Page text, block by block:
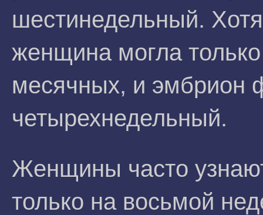
шестинедельный.
женщина могла
месячных, и эмбрион
четырехнедельный.
Женщины часто
только на восьмой